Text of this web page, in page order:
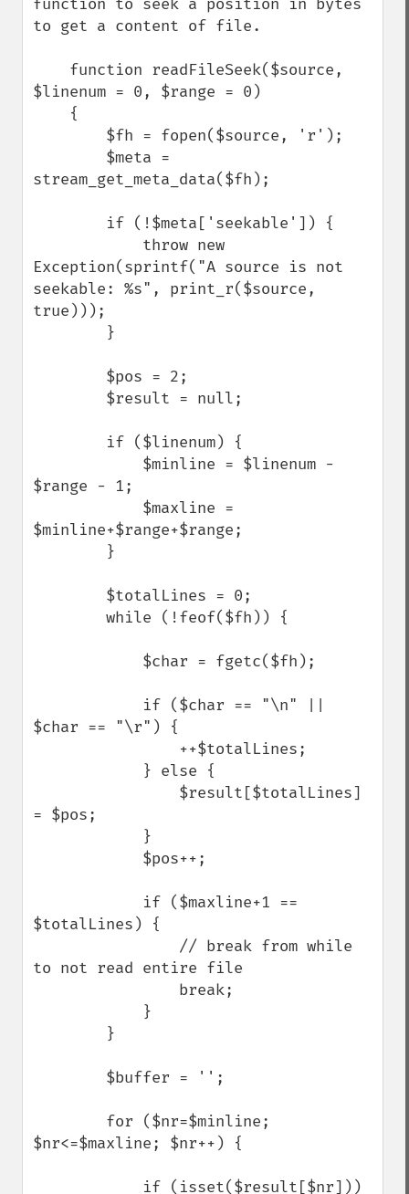
function to seek a position in bytes
to get a content of file.
$linenum = 0, $range = 0)
stream_get_meta_data($fh);
Exception(sprintf("A source is not
seekable: %s", print_r($source,
true)));
$range - 1;
$minline+$range+$range;
$char == "\r") {
= $pos;
$totalLines) {
to not read entire file
$nr<=$maxline; $nr++) {